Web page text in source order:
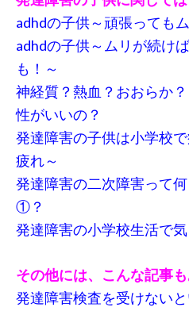
adhdの子供～頑張っても
adhdの子供～ムリが続け
も！～
神経質？熱血？おおらか
性がいいの？
発達障害の子供は小学校
疲れ～
発達障害の二次障害って
①？
発達障害の小学校生活で
その他には、こんな記事
発達障害検査を受けない